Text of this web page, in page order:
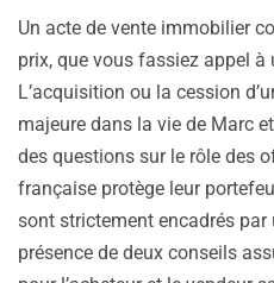
Un acte de vente immobilier
prix, que vous fassiez appel
L’acquisition ou la cession
majeure dans la vie de Marc
des questions sur le rôle des
française protège leur
sont strictement encadrés
présence de deux conseils